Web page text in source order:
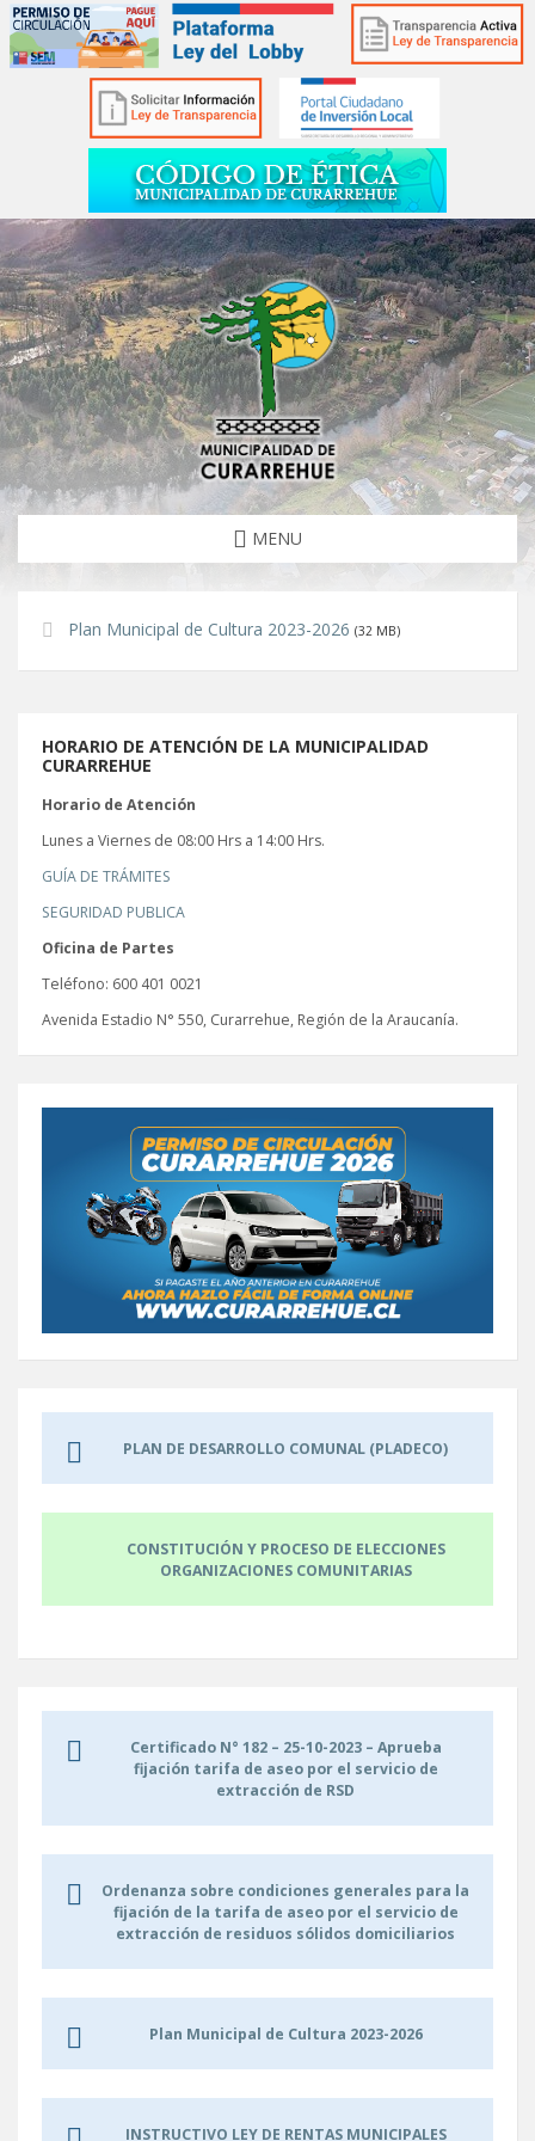
MENU
Plan Municipal de Cultura 2023-2026 (32 MB)
HORARIO DE ATENCIÓN DE LA MUNICIPALIDAD
CURARREHUE
Horario de Atención
Lunes a Viernes de 08:00 Hrs a 14:00 Hrs.
GUÍA DE TRÁMITES
SEGURIDAD PUBLICA
Oficina de Partes
Teléfono: 600 401 0021
Avenida Estadio N° 550, Curarrehue, Región de la Araucanía.
PLAN DE DESARROLLO COMUNAL (PLADECO)
CONSTITUCIÓN Y PROCESO DE ELECCIONES
ORGANIZACIONES COMUNITARIAS
Certificado N° 182 – 25-10-2023 – Aprueba
fijación tarifa de aseo por el servicio de
extracción de RSD
Ordenanza sobre condiciones generales para la
fijación de la tarifa de aseo por el servicio de
extracción de residuos sólidos domiciliarios
Plan Municipal de Cultura 2023-2026
INSTRUCTIVO LEY DE RENTAS MUNICIPALES